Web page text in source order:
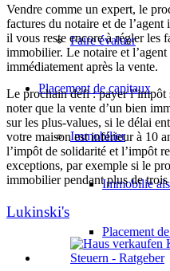
Faire évaluer
Placement de capitaux
Immobilier
Immobilie
Placement
Vendre comme un expert, le
factures du notaire et de
il vous reste encore à régler les
immobilier. Le notaire et
immédiatement après la vente.
Le prochain défi : payer
noter que la vente d’un bien
sur les plus-values, si le délai
votre maison est inférieur à 10
l’impôt de solidarité et l’impôt
exceptions, par exemple si le
immobilier pendant plus de trois
Lukinski's